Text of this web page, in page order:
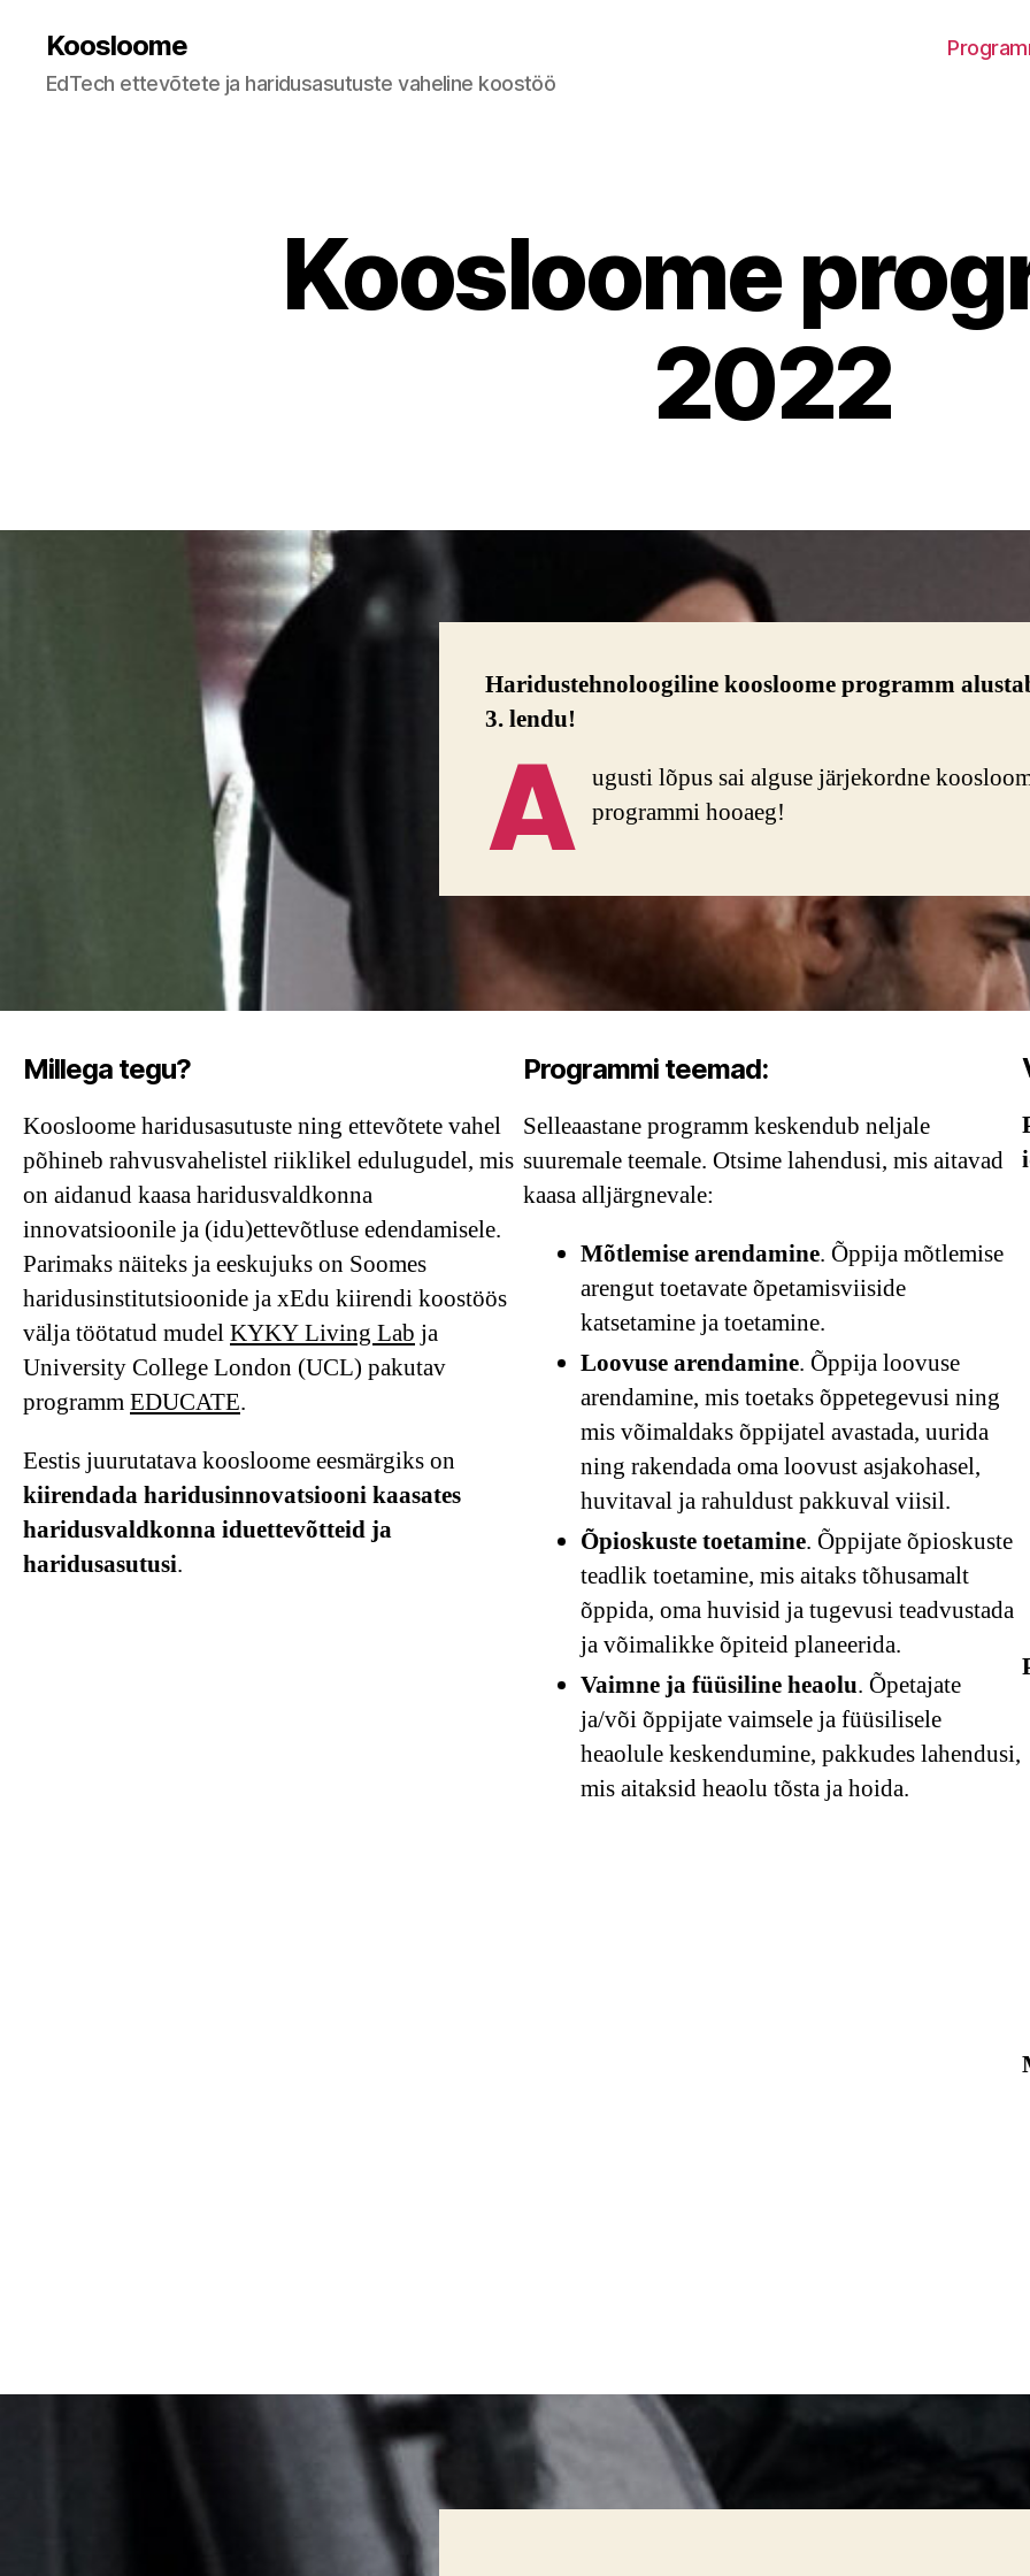
Koosloome
EdTech ettevõtete ja haridusasutuste vaheline koostöö
Koosloome
2022
Haridustehnoloogiline koosloome programm
3. lendu!
A ugusti lõpus sai alguse järjekordne
programmi hooaeg!
Millega tegu?
Koosloome haridusasutuste ning ettevõtete vahel
põhineb rahvusvahelistel riiklikel edulugudel, mis
on aidanud kaasa haridusvaldkonna
innovatsioonile ja (idu)ettevõtluse edendamisele.
Parimaks näiteks ja eeskujuks on Soomes
haridusinstitutsioonide ja xEdu kiirendi koostöös
välja töötatud mudelKYKY Living Lab ja
University College London (UCL) pakutav
programmEDUCATE.
Eestis juurutatava koosloome eesmärgiks on
kiirendada haridusinnovatsiooni kaasates
haridusvaldkonna iduettevõtteid ja
haridusasutusi.
Programmi teemad:
Selleaastane programm keskendub neljale
suuremale teemale. Otsime lahendusi, mis aitavad
kaasa alljärgnevale:
Mõtlemise arendamine. Õppija mõtlemise
arengut toetavate õpetamisviiside
katsetamine ja toetamine.
Loovuse arendamine. Õppija loovuse
arendamine, mis toetaks õppetegevusi ning
mis võimaldaks õppijatel avastada, uurida
ning rakendada oma loovust asjakohasel,
huvitaval ja rahuldust pakkuval viisil.
Õpioskuste toetamine. Õppijate õpioskuste
teadlik toetamine, mis aitaks tõhusamalt
õppida, oma huvisid ja tugevusi teadvustada
ja võimalikke õpiteid planeerida.
Vaimne ja füüsiline heaolu. Õpetajate
ja/või õppijate vaimsele ja füüsilisele
heaolule keskendumine, pakkudes lahendusi,
mis aitaksid heaolu tõsta ja hoida.